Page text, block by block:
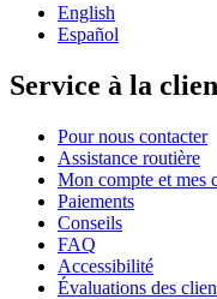
English
Español
Service à la
Pour nous contacter
Assistance routière
Mon compte et mes
Paiements
Conseils
FAQ
Accessibilité
Évaluations des